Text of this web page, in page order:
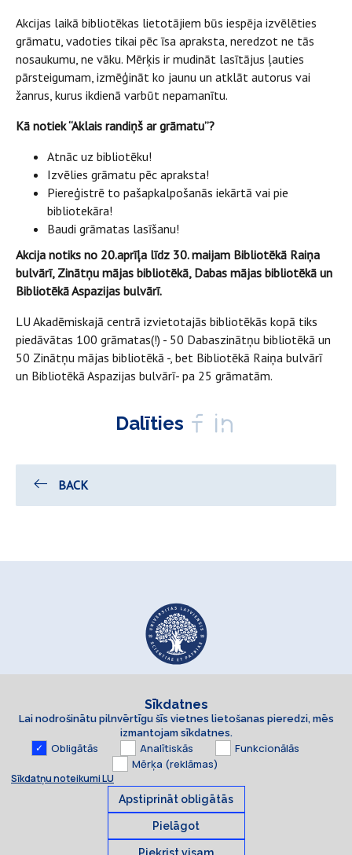
Akcijas laikā bibliotēkas lietotājiem būs iespēja izvēlēties
grāmatu, vadoties tikai pēc īsa apraksta, neredzot ne tās
nosaukumu, ne vāku. Mērķis ir mudināt lasītājus ļauties
pārsteigumam, izmēģināt ko jaunu un atklāt autorus vai
žanrus, kurus ikdienā varbūt nepamanītu.
Kā notiek “Akl​ais randiņš ar grāmatu”?
Atnāc uz bibliotēku!
Izvēlies grāmatu pēc apraksta!
Piereģistrē to pašapkalpošanās iekārtā vai pie
bibliotekāra!
Baudi grāmatas lasīšanu!
Akcija notiks no 20.aprīļa līdz 30. maijam Bibliotēkā Raiņa
bulvārī, Zinātņu mājas bibliotēkā, Dabas mājas bibliotēkā un
Bibliotēkā Aspazijas bulvārī.
LU Akadēmiskajā centrā izvietotajās bibliotēkās kopā tiks
piedāvātas 100 grāmatas(!) - 50 Dabaszinātņu bibliotēkā un
50 Zinātņu mājas bibliotēkā -, bet Bibliotēkā Raiņa bulvārī
un Bibliotēkā Aspazijas bulvārī- pa 25 grāmatām.
Dalīties
BACK
Sīkdatnes
Lai nodrošinātu pilnvērtīgu šīs vietnes lietošanas pieredzi, mēs
izmantojam sīkdatnes.
Obligātās Analītiskās
Funkcionālās
Mērķa (reklāmas)
Sīkdatņu noteikumi LU
Apstiprināt obligātās
Pielāgot